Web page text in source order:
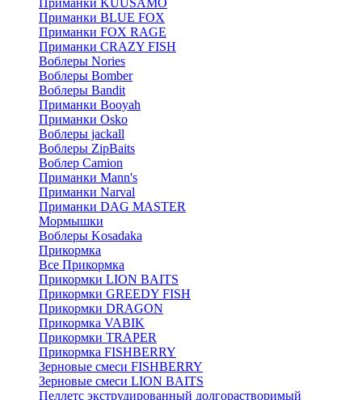
Приманки KUUSAMO
Приманки BLUE FOX
Приманки FOX RAGE
Приманки CRAZY FISH
Воблеры Nories
Воблеры Bomber
Воблеры Bandit
Приманки Booyah
Приманки Osko
Воблеры jackall
Воблеры ZipBaits
Воблер Camion
Приманки Mann's
Приманки Narval
Приманки DAG MASTER
Мормышки
Воблеры Kosadaka
Прикормка
Все Прикормка
Прикормки LION BAITS
Прикормки GREEDY FISH
Прикормки DRAGON
Прикормка VABIK
Прикормки TRAPER
Прикормка FISHBERRY
Зерновые смеси FISHBERRY
Зерновые смеси LION BAITS
Пеллетс экструдированный долгорастворимый